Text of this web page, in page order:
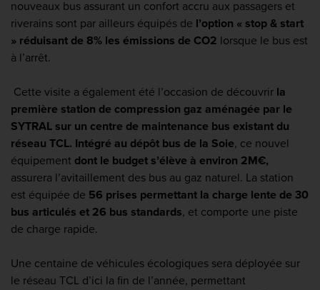
nouveaux bus assurant un confort accru aux passagers et
riverains sont par ailleurs équipés de l’option « stop & start
» réduisant de 8% les émissions de CO2 lorsque le bus est
à l’arrêt.
Cette visite a également été l’occasion de découvrir la
première station de compression gaz aménagée par le
SYTRAL sur un centre de maintenance bus existant du
réseau TCL. Intégré au dépôt bus de la Soie, ce nouvel
équipement dont le budget s’élève à environ 2M€,
assurera l’avitaillement des bus au gaz naturel. La station
est équipée de 56 prises permettant la charge lente de 30
bus articulés et 26 bus standards, et comporte une piste
de charge rapide.
Une centaine de véhicules écologiques sera déployée sur
le réseau TCL d’ici la fin de l’année, permettant